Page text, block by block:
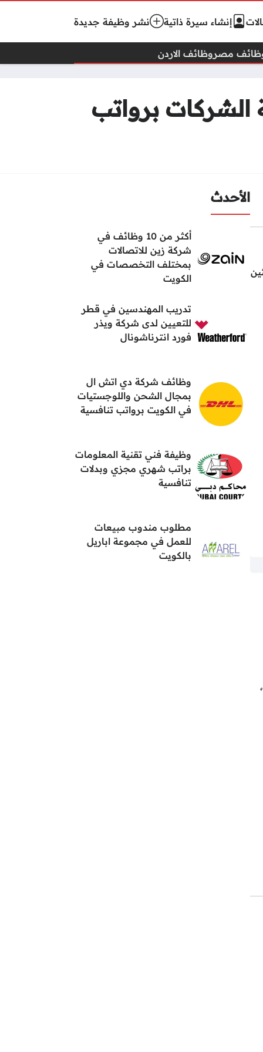
إنشاء سيرة ذاتية نشر وظيفة جديدة
مصروظائف الاردن
الشركات برواتب
الأحدث
أكثر من 10 وظائف في
شركة زين للاتصالات
بمختلف التخصصات في
الكويت
تدريب المهندسين في قطر
للتعيين لدى شركة ويذر
فورد انترناشونال
وظائف شركة دي اتش ال
بمجال الشحن واللوجستيات
في الكويت برواتب تنافسية
وظيفة فني تقنية المعلومات
براتب شهري مجزي وبدلات
تنافسية
مطلوب مندوب مبيعات
للعمل في مجموعة اباريل
بالكويت